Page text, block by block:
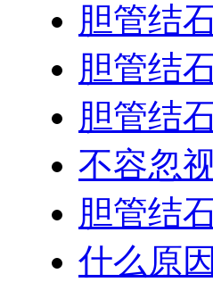
胆管结
胆管结
胆管结
不容忽
胆管结
什么原